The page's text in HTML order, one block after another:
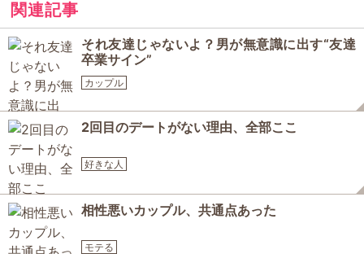
関連記事
それ友達じゃないよ？男が無意識に出す“友達
卒業サイン”
カップル
2回目のデートがない理由、全部ここ
好きな人
相性悪いカップル、共通点あった
モテる